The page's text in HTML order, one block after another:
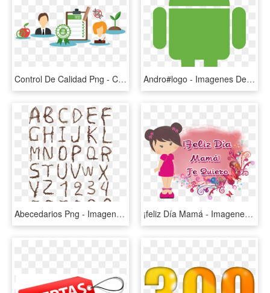
Control De Calidad Png - Calidad Del Producto Png, Transparent Png Andro#logo - Imagenes Del Logotipo De Android, HD Png Download
Abecedarios Png - Imagenes Del Abecedario Png, Transparent Png ¡feliz Día Mamá - Imagenes Del Dia De La Madre Png, Transparent Png